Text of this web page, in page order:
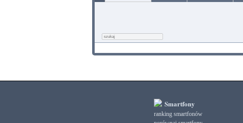
Smartfony
ranking smartfonów